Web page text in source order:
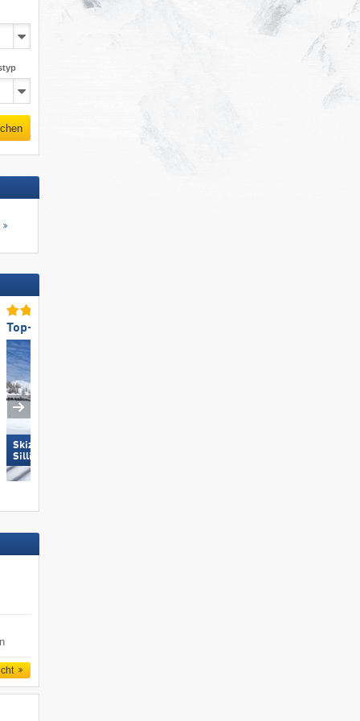
Top-Pistenpräparierung
Skizentrum Hochpustertal
Sillian